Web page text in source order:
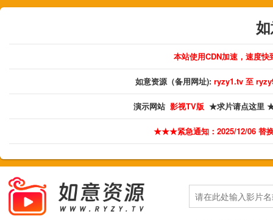
本站使用CDN加速，速度
如意资源（备用网址):ryzy1.tv 至
演示网站 影视TV版 ★求片请点这里
★★★紧急通知：2025/12/06 替